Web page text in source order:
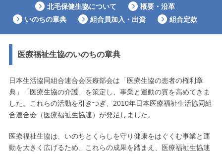
北毛保健生協について
概要・沿革
いのちの章典
組合員加入・出資 組合定款
医療福祉生協のいのちの章典
日本生活協同組合連合会医療部会は「医療生協の患者の権利章
典」「医療生協の介護」を策定し、事業と運動の質を高めてきま
した。これらの活動を引きつぎ、2010年日本医療福祉生活協同組
合連合会（医療福祉生協連）が発足しました。
医療福祉生協は、いのちとくらしを守り健康をはぐくむ事業と運
動を大きく広げるため、これらの成果を踏まえ、医療福祉生協連